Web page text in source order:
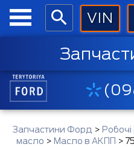
Запчастини Форд > Робочі
масло > Масло в АКПП >